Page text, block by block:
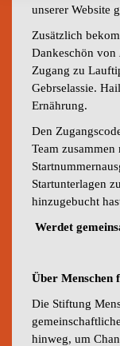
unserer Website
Zusätzlich
Dankeschön von
Zugang zu
Gebrselassie.
Ernährung.
Den
Team
Startunterlagen
hinzugebucht
Werdet
Über Menschen
Die Stiftung
hinweg, um